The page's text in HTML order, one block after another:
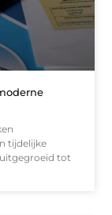
tijdelijke
uitgegroeid tot